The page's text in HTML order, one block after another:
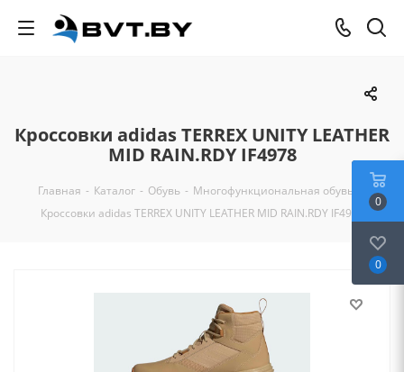
Кроссовки adidas TERREX UNITY LEATHER
MID RAIN.RDY IF4978
Главная - Каталог - Обувь - Многофункциональная обувь
Кроссовки adidas TERREX UNITY LEATHER MID RAIN.RDY IF4978
0
0